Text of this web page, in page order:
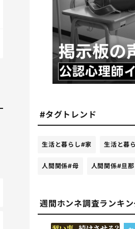
#タグトレンド
生活と暮らし#家 生活と暮
人間関係#母 人間関係#旦那
週間ホンネ調査ランキン